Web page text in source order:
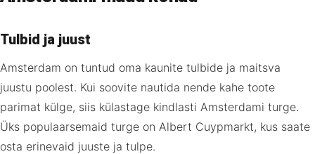
Tulbid ja juust
Amsterdam on tuntud oma kaunite tulbide ja maitsva
juustu poolest. Kui soovite nautida nende kahe toote
parimat külge, siis külastage kindlasti Amsterdami turge.
Üks populaarsemaid turge on Albert Cuypmarkt, kus saate
osta erinevaid juuste ja tulpe.